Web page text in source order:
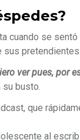
cuando se sentó
sus pretendientes.
ver pues, por
su busto.
que
al